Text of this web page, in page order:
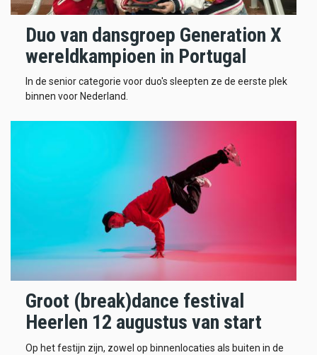
Duo van dansgroep Generation X
wereldkampioen in Portugal
In de senior categorie voor duo's sleepten ze de eerste plek
binnen voor Nederland.
Groot (break)dance festival
Heerlen 12 augustus van start
Op het festijn zijn, zowel op binnenlocaties als buiten in de